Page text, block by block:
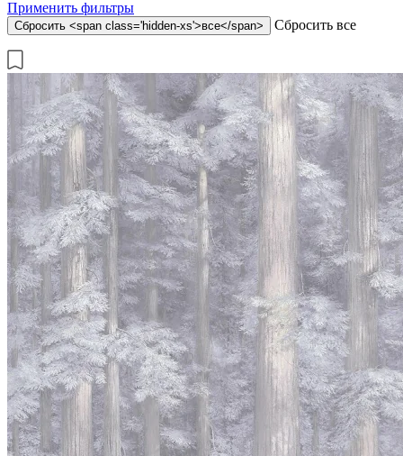
Применить фильтры
Cбросить все